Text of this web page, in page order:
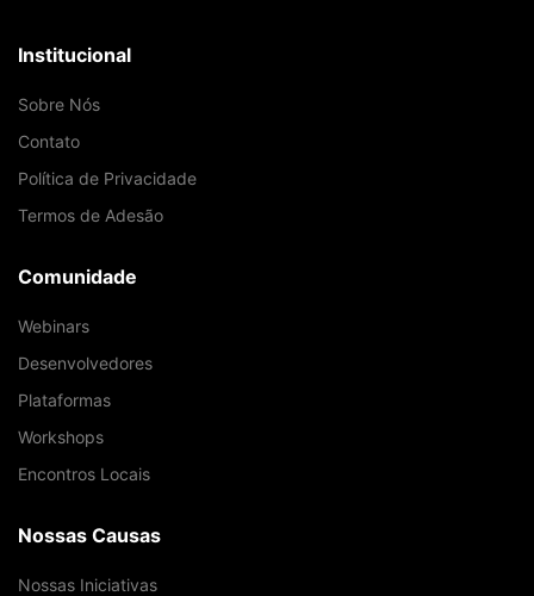
Institucional
Sobre Nós
Contato
Política de Privacidade
Termos de Adesão
Comunidade
Webinars
Desenvolvedores
Plataformas
Workshops
Encontros Locais
Nossas Causas
Nossas Iniciativas